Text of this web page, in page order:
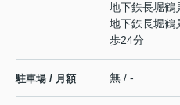
地下鉄長堀鶴
地下鉄長堀鶴
歩24分
駐車場 / 月額 無 / -